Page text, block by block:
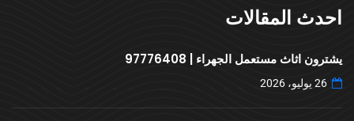
احدث المقالات
يشترون اثاث مستعمل الجهراء | 97776408
26 يوليو، 2026